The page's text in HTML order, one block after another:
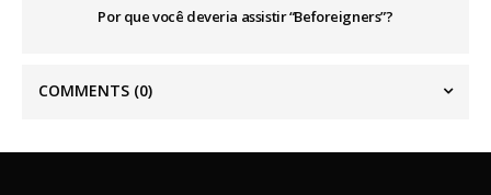
Por que você deveria assistir “Beforeigners”?
COMMENTS (0)